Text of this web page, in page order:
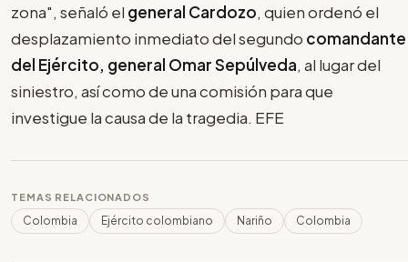
zona", señaló el general Cardozo, quien ordenó el
desplazamiento inmediato del segundo comandante
del Ejército, general Omar Sepúlveda, al lugar del
siniestro, así como de una comisión para que
investigue la causa de la tragedia. EFE
TEMAS RELACIONADOS
Colombia Ejército colombiano Nariño Colombia